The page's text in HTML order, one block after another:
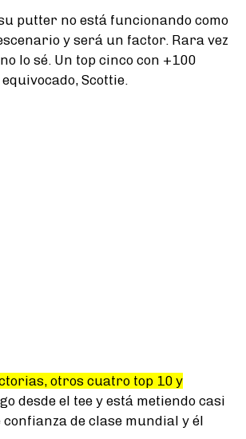
putter no está funcionando como
y será un factor. Rara vez
lo sé. Un top cinco con +100
Scottie.
otros cuatro top 10 y
desde el tee y está metiendo casi
confianza de clase mundial y él